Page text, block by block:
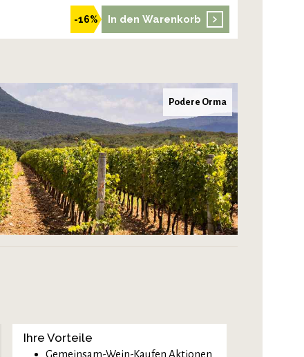
-16% In den Warenkorb
Podere Orma
Ihre Vorteile
Gemeinsam-Wein-Kaufen Aktionen